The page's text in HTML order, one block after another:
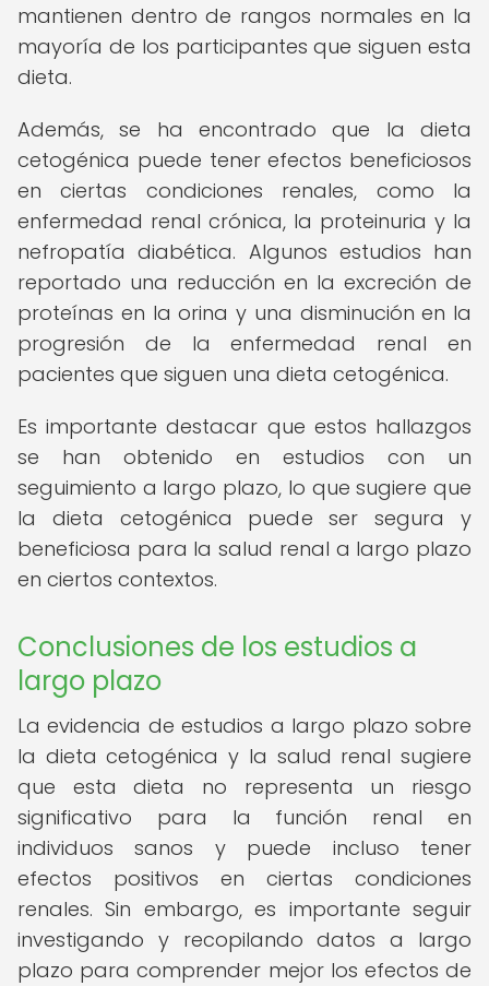
mantienen dentro de rangos normales en la
mayoría de los participantes que siguen esta
dieta.
Además, se ha encontrado que la dieta
cetogénica puede tener efectos beneficiosos
en ciertas condiciones renales, como la
enfermedad renal crónica, la proteinuria y la
nefropatía diabética. Algunos estudios han
reportado una reducción en la excreción de
proteínas en la orina y una disminución en la
progresión de la enfermedad renal en
pacientes que siguen una dieta cetogénica.
Es importante destacar que estos hallazgos
se han obtenido en estudios con un
seguimiento a largo plazo, lo que sugiere que
la dieta cetogénica puede ser segura y
beneficiosa para la salud renal a largo plazo
en ciertos contextos.
Conclusiones de los estudios a
largo plazo
La evidencia de estudios a largo plazo sobre
la dieta cetogénica y la salud renal sugiere
que esta dieta no representa un riesgo
significativo para la función renal en
individuos sanos y puede incluso tener
efectos positivos en ciertas condiciones
renales. Sin embargo, es importante seguir
investigando y recopilando datos a largo
plazo para comprender mejor los efectos de